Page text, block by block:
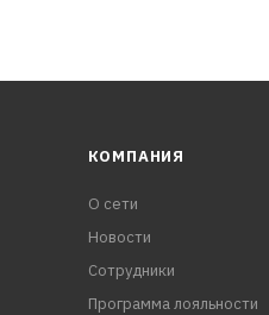
КОМПАНИЯ
О сети
Новости
Сотрудники
Программа лояльности